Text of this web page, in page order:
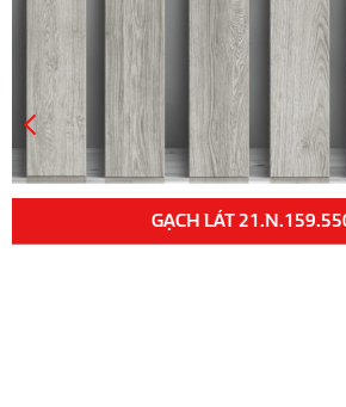
GẠCH LÁT SÂN VƯỜN